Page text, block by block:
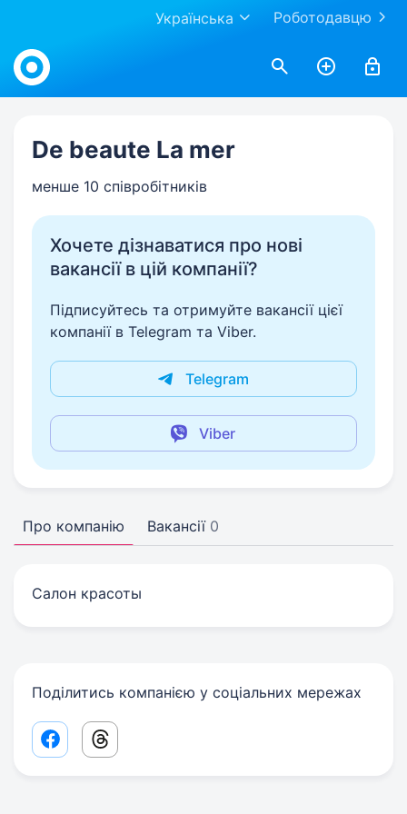
Роботодавцю
Українська
Work.ua
De beaute La mer
менше 10 співробітників
Хочете дізнаватися про нові
вакансії в цій компанії?
Підписуйтесь та отримуйте вакансії цієї
компанії в Telegram та Viber.
Telegram
Viber
Про компанію Вакансії 0
Салон красоты
Поділитись компанією у соціальних мережах
Facebook share link
Threads share link